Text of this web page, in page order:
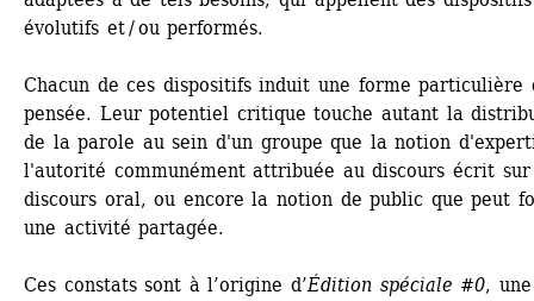
évolutifs et / ou performés.
Chacun de ces dispositifs induit une forme particulière
pensée. Leur potentiel critique touche autant la
de la parole au sein d'un groupe que la notion
l'autorité communément attribuée au discours écrit
discours oral, ou encore la notion de public que peut
une activité partagée.
Ces constats sont à l’origine d’Édition spéciale #0, une